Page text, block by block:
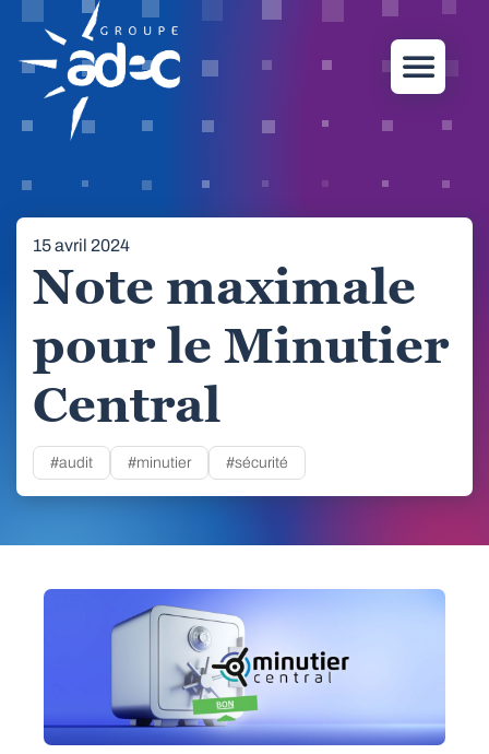
15 avril 2024
Note maximale
pour le Minutier
Central
#audit #minutier #sécurité